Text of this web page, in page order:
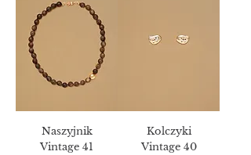
Naszyjnik
Vintage 41
Kolczyki
Vintage 40